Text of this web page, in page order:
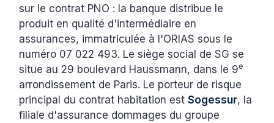
sur le contrat PNO : la banque distribue le
produit en qualité d'intermédiaire en
assurances, immatriculée à l'ORIAS sous le
numéro 07 022 493. Le siège social de SG se
situe au 29 boulevard Haussmann, dans le 9e
arrondissement de Paris. Le porteur de risque
principal du contrat habitation estSogessur, la
filiale d'assurance dommages du groupe